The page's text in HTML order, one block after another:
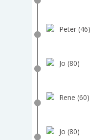
Peter (46)
Jo (80)
Rene (60)
Jo (80)